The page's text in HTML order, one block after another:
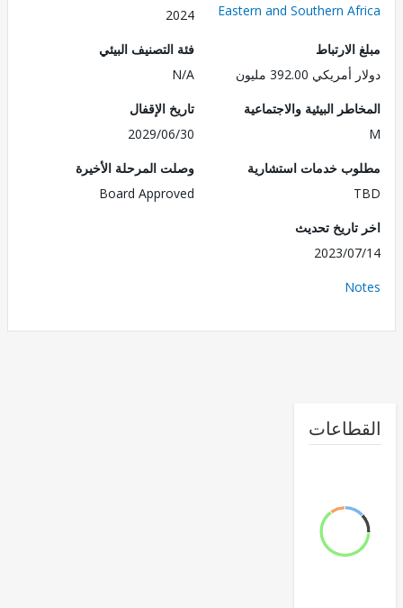
Eastern and Southern
2024
392.00 مليون
فئة التصنيف البيئي
N/A
البيئية والاجتماعية
تاريخ الإقفال
2029/06/30
خدمات استشارية
وصلت المرحلة الأخيرة
Board Approved
تحديث
2023/